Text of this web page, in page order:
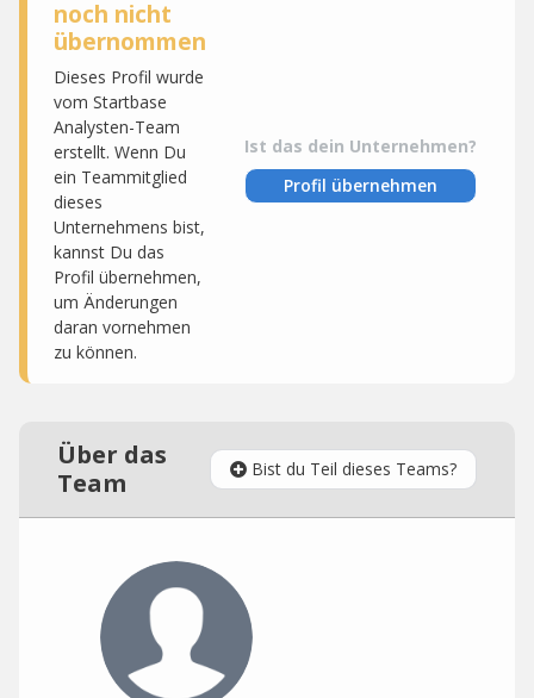
noch nicht
übernommen
Dieses Profil wurde
vom Startbase
Analysten-Team
erstellt. Wenn Du
ein Teammitglied
dieses
Unternehmens bist,
kannst Du das
Profil übernehmen,
um Änderungen
daran vornehmen
zu können.
Ist das dein Unternehmen?
Profil übernehmen
Über das
Team
Bist du Teil dieses Teams?